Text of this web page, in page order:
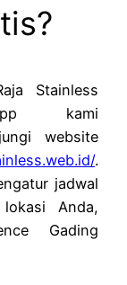
Stainless
kami
website
.
jadwal
Anda,
Gading